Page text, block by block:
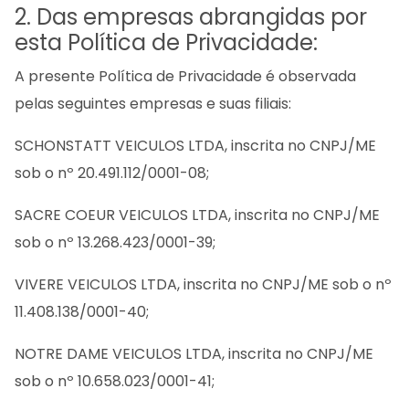
2. Das empresas abrangidas por
esta Política de Privacidade:
A presente Política de Privacidade é observada
pelas seguintes empresas e suas filiais:
SCHONSTATT VEICULOS LTDA, inscrita no CNPJ/ME
sob o nº 20.491.112/0001-08;
SACRE COEUR VEICULOS LTDA, inscrita no CNPJ/ME
sob o nº 13.268.423/0001-39;
VIVERE VEICULOS LTDA, inscrita no CNPJ/ME sob o nº
11.408.138/0001-40;
NOTRE DAME VEICULOS LTDA, inscrita no CNPJ/ME
sob o nº 10.658.023/0001-41;